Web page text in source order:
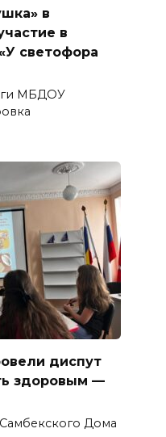
в
в
светофора
МБДОУ
диспут
здоровым —
Дома